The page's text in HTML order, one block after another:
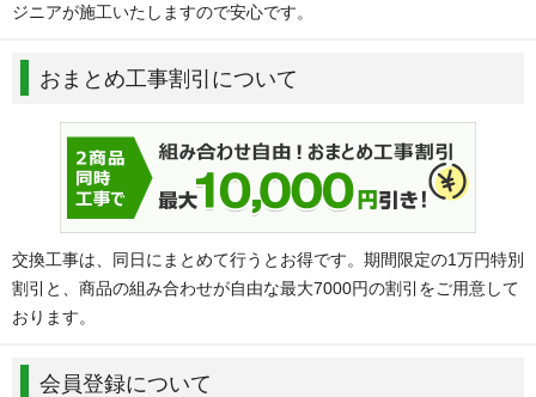
ジニアが施工いたしますので安心です。
おまとめ工事割引について
交換工事は、同日にまとめて行うとお得です。期間限定の1万円特別
割引と、商品の組み合わせが自由な最大7000円の割引をご用意して
おります。
会員登録について